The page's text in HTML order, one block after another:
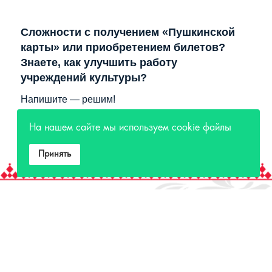
карты» или приобретением билетов?
Знаете, как улучшить работу
учреждений культуры?
Напишите — решим!
На нашем сайте мы используем cookie файлы
Принять